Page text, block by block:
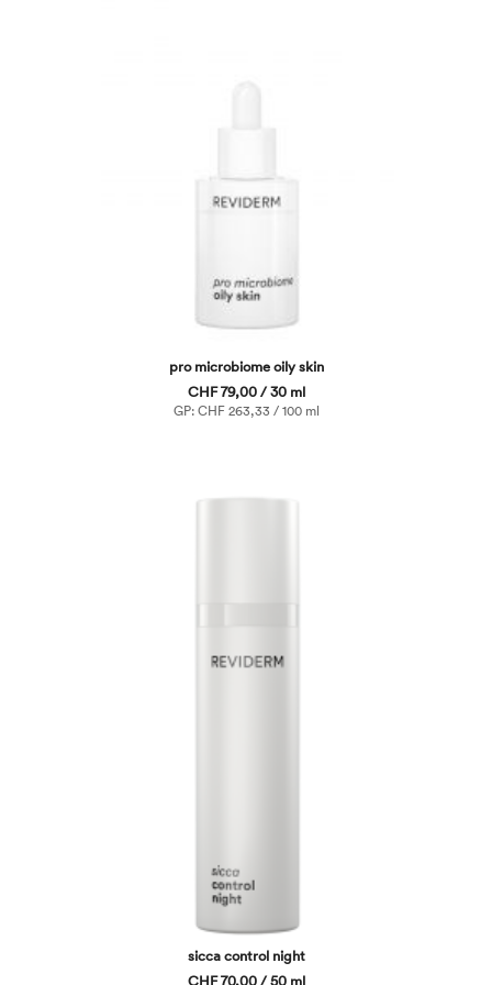
pro microbiome oily skin
CHF 79,00 / 30 ml
GP: CHF 263,33 / 100 ml
sicca control night
CHF 70,00 / 50 ml